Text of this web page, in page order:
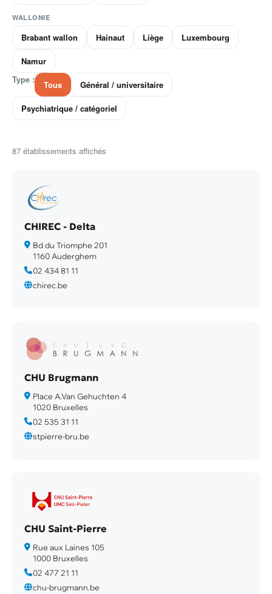
WALLONIE
Brabant wallon Hainaut Liège Luxembourg
Namur
Type :
Tous Général / universitaire
Psychiatrique / catégoriel
87 établissements affichés
CHIREC - Delta
Bd du Triomphe 201
1160 Auderghem
02 434 81 11
chirec.be
CHU Brugmann
Place A.Van Gehuchten 4
1020 Bruxelles
02 535 31 11
stpierre-bru.be
CHU Saint-Pierre
Rue aux Laines 105
1000 Bruxelles
02 477 21 11
chu-brugmann.be